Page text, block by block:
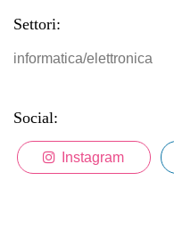
Settori:
informatica/elettronica
Social:
Instagram